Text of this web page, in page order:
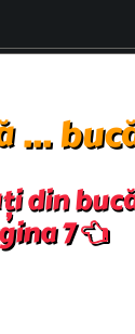
...
din
7